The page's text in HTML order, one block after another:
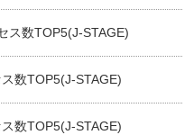
数TOP5(J-STAGE)
数TOP5(J-STAGE)
数TOP5(J-STAGE)